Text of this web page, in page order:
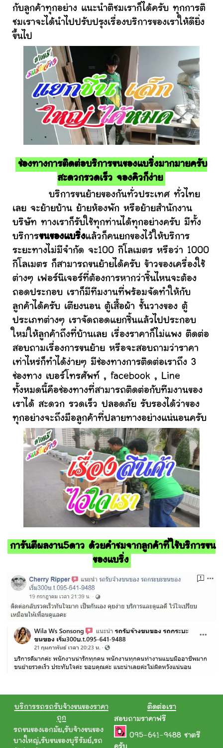
กับลูกค้าทุกอย่าง แนะนำติชมเราก็ได้ครับ ทุกการติ
ชมเราจะได้นำไปปรับปรุงเรื่องบริการของเราให้ดียิ่ง
ขึ้นไป
ช่องทางการติดต่อบริการขนของแบริ่งมากมายครับ
สะดวกรวดเร็ว จองคิวก็ง่าย
บริการขนย้ายของกันทั่วประเทศ ทั่วไทย
เลย จะย้ายบ้าน ย้ายห้องพัก หรือย้ายสำนักงาน
บริษัท ทางเราก็รับใช้ทุกท่านได้ทุกอย่างครับ มีทั้ง
บริการขนของแบริ่งแล้วก็คนยกของไว้ให้บริการ
ระยะทางไม่มีจำกัด จะ100 กิโลเมตร หรือว่า 1000
กิโลเมตร ก็สามารถขนย้ายได้ครับ ข้าวของเครื่องใช้
ต่างๆ เฟอร์นิเจอร์ที่ต้องการหากว่าชิ้นไหนจะต้อง
ถอดประกอบ เราก็มีทีมงานที่พร้อมจัดทำให้กับ
ลูกค้าได้ครับ เตียงนอน ตู้เสื้อผ้า ชั้นวางของ ตู้
ประเภทต่างๆ เราจัดถอดแยกชิ้นแล้วไปประกอบ
ใหม่ให้ลูกค้าถึงที่บ้านเลย เรื่องราคาก็ไม่แพง ติดต่อ
สอบถามเรื่องการขนย้าย หรือจะสอบถามว่าราคา
เท่าไหร่ก็ทำได้ง่ายๆ มีช่องทางการติดต่อเราถึง 3
ช่องทาง เบอร์โทรศัพท์ , facebook , Line
ทั้งหมดนี้คือช่องทางที่สามารถติดต่อกับทีมงานของ
เราได้ สะดวก รวดเร็ว ปลอดภัย รับรองได้ว่าของ
ทุกอย่างจะถึงมือลูกค้าที่ปลายทางอย่างแน่นอนครับ
การันตีผลงาน5ดาว ด้วยคำชมจากลูกค้าที่ใช้บริการขน
ของแบริ่ง
บริการรถรถรับจ้างขนของราคา
ถูก
รถขนของเอกมัย,รับจ้างขนของ
บางใหญ่,รับขนของบุรีรัมย์,รถ
ติดต่อเรา
สอบถามราคาฟรี
095-641-9488 ชาตรี